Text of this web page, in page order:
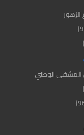
المشفى الوطني